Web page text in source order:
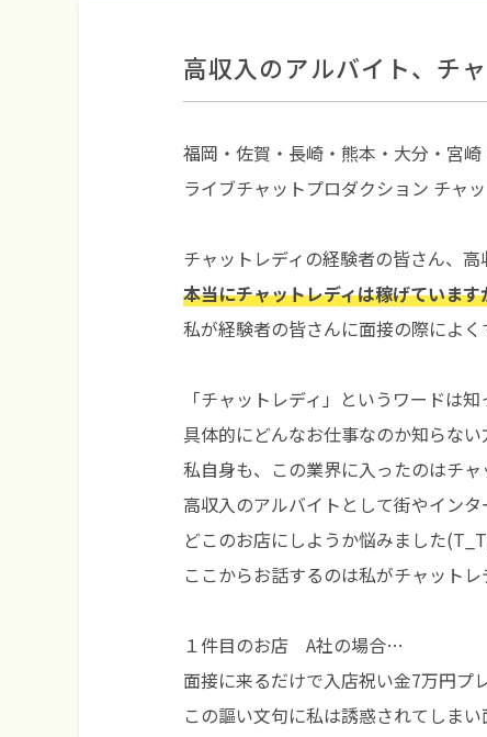
高収入のアルバイト、チ
福岡・佐賀・長崎・熊本・大分・宮
ライブチャットプロダクション チャ
チャットレディの経験者の皆さん、高
本当にチャットレディは稼げています
私が経験者の皆さんに面接の際によ
「チャットレディ」というワードは知
具体的にどんなお仕事なのか知らない
私自身も、この業界に入ったのはチ
高収入のアルバイトとして街やイン
どこのお店にしようか悩みました
ここからお話するのは私がチャット
１件目のお店 A社の場合…
面接に来るだけで入店祝い金7万円プ
この謳い文句に私は誘惑されてしま